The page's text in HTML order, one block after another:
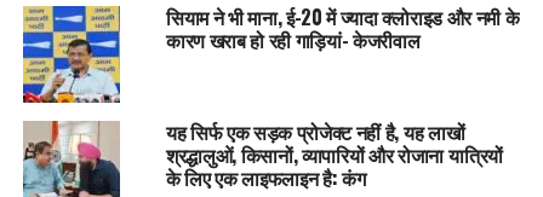
UP NEXT
पंजाब में समान विकास सुनिश्चित करने के लिए पहली बार जाति
आधारित सामाजिक-आर्थिक सर्वेक्षण करवाया जाएगा:CM भगवंत सिंह
मान
DON'T MISS
CM मान की हरियाणा सरकार को सलाह: संयम के साथ पानी बरतें, 21
सियाम ने भी माना, ई-20 में ज्यादा क्लोराइड और नमी के
कारण खराब हो रही गाड़ियां- केजरीवाल
यह सिर्फ एक सड़क प्रोजेक्ट नहीं है, यह लाखों
श्रद्धालुओं, किसानों, व्यापारियों और रोजाना यात्रियों
के लिए एक लाइफलाइन है: कंग